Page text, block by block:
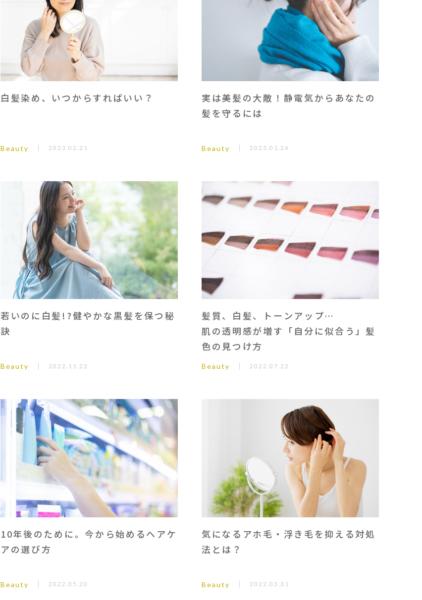
白髪染め、いつからすればいい？
Beauty 2023.02.21
実は美髪の大敵！静電気からあなたの
髪を守るには
Beauty 2023.01.24
若いのに白髪!?健やかな黒髪を保つ秘
訣
Beauty 2022.11.22
髪質、白髪、トーンアップ…
肌の透明感が増す「自分に似合う」髪
色の見つけ方
Beauty 2022.07.22
10年後のために。今から始めるヘアケ
アの選び方
Beauty 2022.05.20
気になるアホ毛・浮き毛を抑える対処
法とは？
Beauty 2022.03.31